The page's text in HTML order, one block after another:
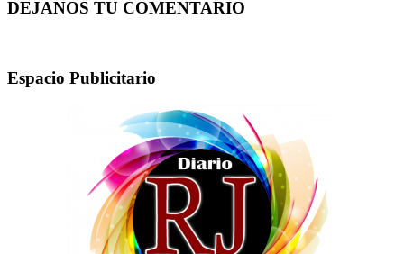
DEJANOS TU COMENTARIO
Espacio Publicitario